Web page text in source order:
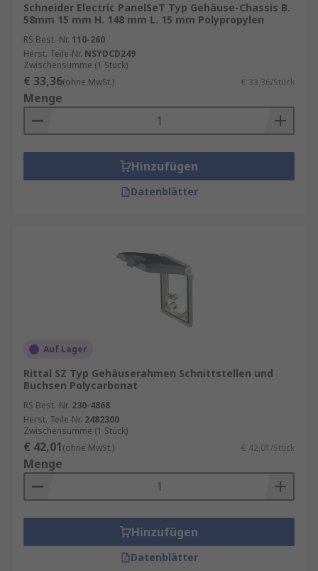
Schneider Electric PanelSeT Typ Gehäuse-Chassis B.
58mm 15 mm H. 148 mm L. 15 mm Polypropylen
RS Best.-Nr. 110-260
Herst. Teile-Nr. NSYDCD249
Zwischensumme (1 Stück)
€ 33,36(ohne MwSt.) € 33,36/Stück
Menge
Hinzufügen
Datenblätter
Auf Lager
Rittal SZ Typ Gehäuserahmen Schnittstellen und
Buchsen Polycarbonat
RS Best.-Nr. 230-4868
Herst. Teile-Nr. 2482300
Zwischensumme (1 Stück)
€ 42,01(ohne MwSt.) € 42,01/Stück
Menge
Hinzufügen
Datenblätter